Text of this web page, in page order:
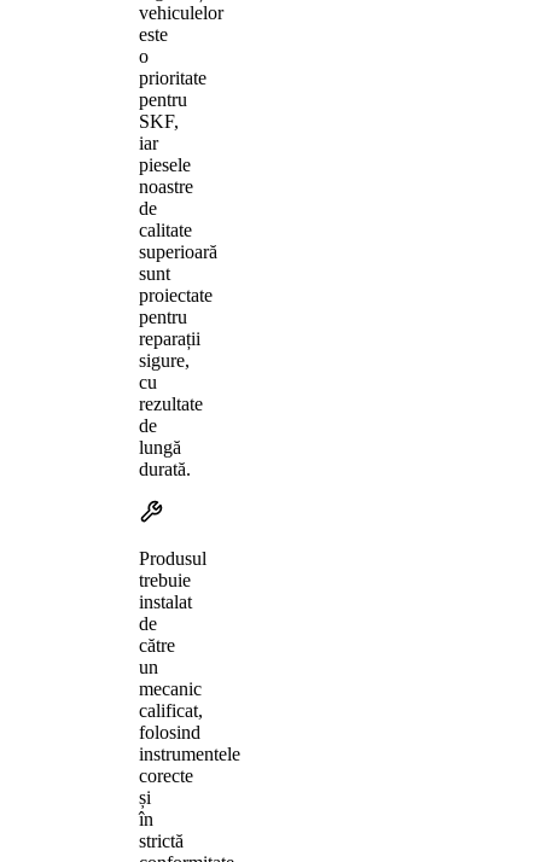
vehiculelor
este
o
prioritate
pentru
SKF,
iar
piesele
noastre
de
calitate
superioară
sunt
proiectate
pentru
reparații
sigure,
cu
rezultate
de
lungă
durată.
Produsul
trebuie
instalat
de
către
un
mecanic
calificat,
folosind
instrumentele
corecte
și
în
strictă